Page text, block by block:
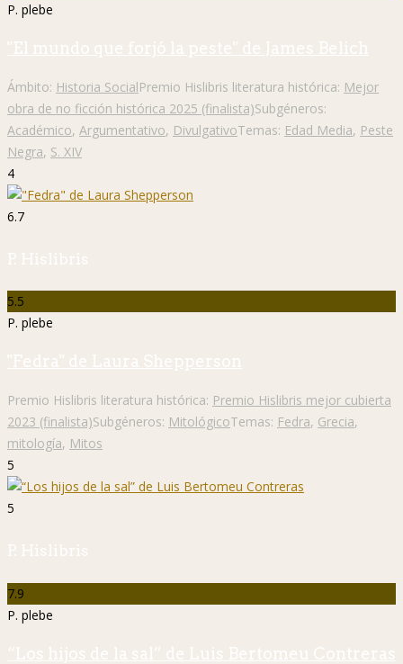
P. plebe
"El mundo que forjó la peste" de James Belich
Ámbito: Historia SocialPremio Hislibris literatura histórica: Mejor
obra de no ficción histórica 2025 (finalista)Subgéneros:
Académico, Argumentativo, DivulgativoTemas: Edad Media, Peste
Negra, S. XIV
4
6.7
P. Hislibris
5.5
P. plebe
"Fedra" de Laura Shepperson
Premio Hislibris literatura histórica: Premio Hislibris mejor cubierta
2023 (finalista)Subgéneros: MitológicoTemas: Fedra, Grecia,
mitología, Mitos
5
5
P. Hislibris
7.9
P. plebe
“Los hijos de la sal” de Luis Bertomeu Contreras